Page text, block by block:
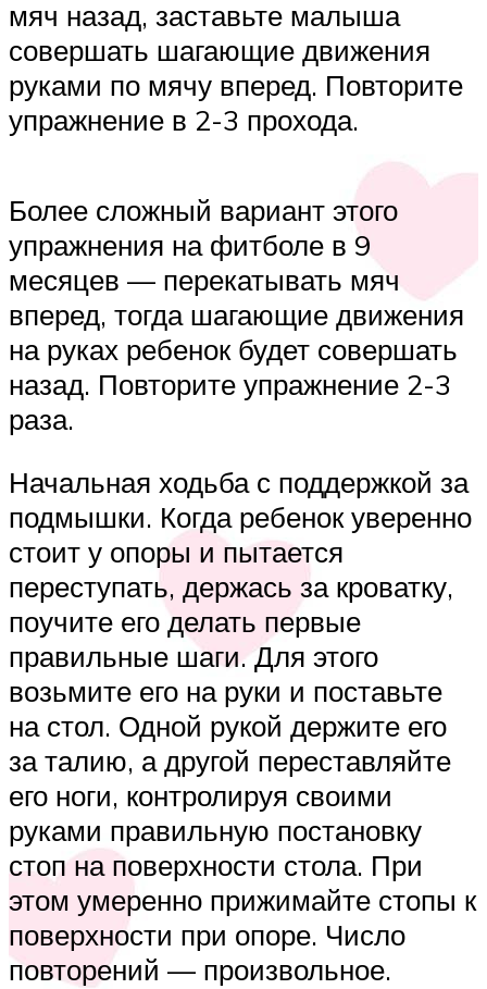
мяч назад, заставьте малыша
совершать шагающие движения
руками по мячу вперед. Повторите
упражнение в 2-3 прохода.
Более сложный вариант этого
упражнения на фитболе в 9
месяцев — перекатывать мяч
вперед, тогда шагающие движения
на руках ребенок будет совершать
назад. Повторите упражнение 2-3
раза.
Начальная ходьба с поддержкой за
подмышки. Когда ребенок уверенно
стоит у опоры и пытается
переступать, держась за кроватку,
поучите его делать первые
правильные шаги. Для этого
возьмите его на руки и поставьте
на стол. Одной рукой держите его
за талию, а другой переставляйте
его ноги, контролируя своими
руками правильную постановку
стоп на поверхности стола. При
этом умеренно прижимайте стопы к
поверхности при опоре. Число
повторений — произвольное.